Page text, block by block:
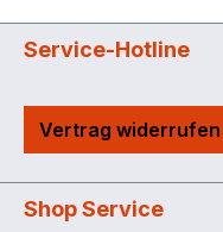
Service-Hotline
Vertrag widerrufen
Shop Service